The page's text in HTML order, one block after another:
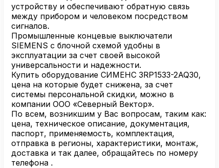
устройству и обеспечивают обратную связь
между прибором и человеком посредством
сигналов.
Промышленные концевые выключатели
SIEMENS с блочной схемой удобны в
эксплуатации за счет своей высокой
универсальности и надежности.
Купить оборудование СИМЕНС 3RP1533-2AQ30,
цена на которые будет снижена, за счет
системы персональной скидки, можно в
компании ООО «Северный Вектор».
По всем, возникшим у Вас вопросам, таким как:
цена, техническое описание, документация,
паспорт, применяемость, комплектация,
отправка в регионы, характеристики, монтаж,
доставка и так далее, обращайтесь по номеру
телефона .